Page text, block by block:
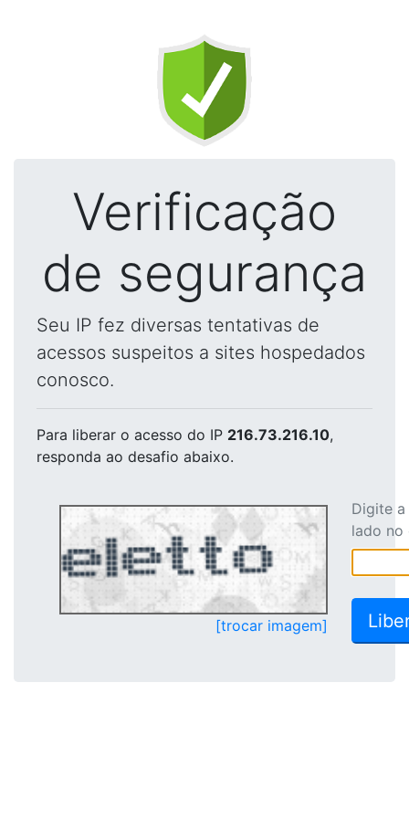
Verificação
de segurança
Seu IP fez diversas tentativas de
acessos suspeitos a sites hospedados
conosco.
Para liberar o acesso do IP 216.73.216.10,
responda ao desafio abaixo.
[trocar imagem]
Digite
lado no